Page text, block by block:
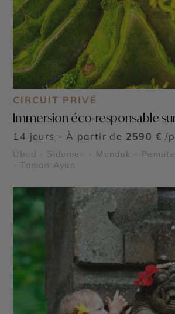
CIRCUIT PRIVÉ
Immersion éco-responsable
14 jours - À partir de 2590 € /
Ubud - Sidemen - Munduk -
- Taman Ayun